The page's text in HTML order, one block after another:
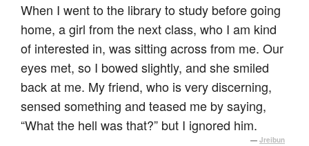
When I went to the library to study before going
home, a girl from the next class, who I am kind
of interested in, was sitting across from me. Our
eyes met, so I bowed slightly, and she smiled
back at me. My friend, who is very discerning,
sensed something and teased me by saying,
“What the hell was that?” but I ignored him.
— Jreibun